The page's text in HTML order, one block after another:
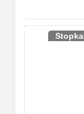
Stopka